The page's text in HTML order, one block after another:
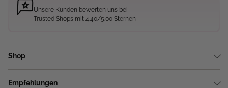
Unsere Kunden bewerten uns bei
Trusted Shops mit 4.40/5.00 Sternen
Shop
Empfehlungen